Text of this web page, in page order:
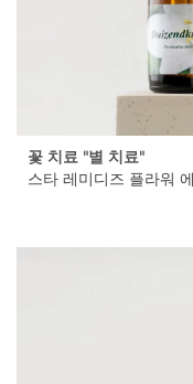
꽃 치료 "별 치료"
스타 레미디즈 플라워